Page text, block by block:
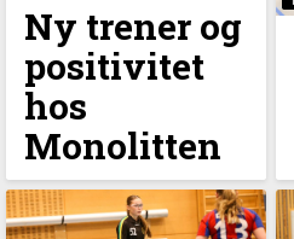
Ny trener og
positivitet
hos
Monolitten